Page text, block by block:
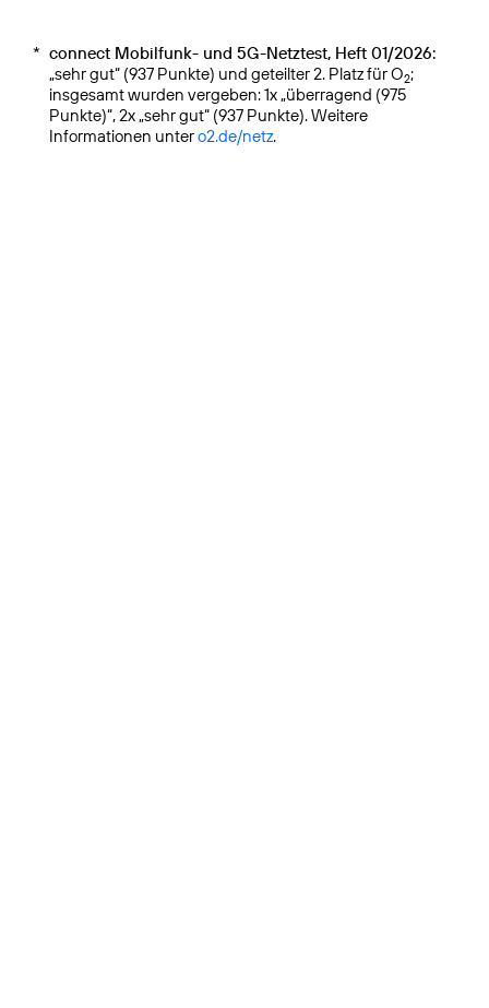
* connect Mobilfunk- und 5G-Netztest, Heft 01/2026:
„sehr gut“ (937 Punkte) und geteilter 2. Platz für O2;
insgesamt wurden vergeben: 1x „überragend (975
Punkte)“, 2x „sehr gut“ (937 Punkte). Weitere
Informationen untero2.de/netz.